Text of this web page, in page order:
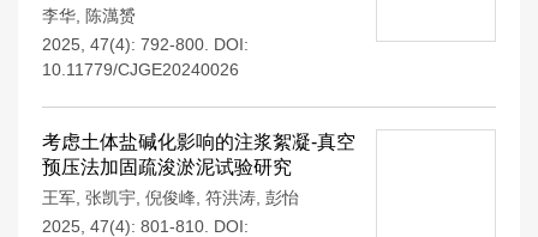
李华
陈澫赟
2025, 47(4): 792-800. DOI:
10.11779/CJGE20240026
考虑土体盐碱化影响的注浆絮凝-真空
预压法加固疏浚淤泥试验研究
王军 张凯宇 倪俊峰 符洪涛 彭怡
2025, 47(4): 801-810. DOI: